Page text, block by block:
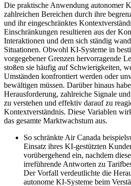
Die praktische Anwendung autonomer
zahlreichen Bereichen durch ihre
und ihr eingeschränktes
Einschränkungen resultieren aus der
Interaktionen und dem sich ständig
Situationen. Obwohl KI-Systeme in
vorgegebener Grenzen hervorragende
stoßen sie häufig auf Schwierigkeiten,
Umständen konfrontiert werden oder
bewältigen müssen. Darüber hinaus
Herausforderung, zahlreiche Signale
zu verstehen und effektiv darauf zu
Kontextverständnis. Diese Variablen
das gesamte Marktwachstum aus.
So schränkte Air Canada
Einsatz ihres KI-gestützten
vorübergehend ein, nachdem
irreführende Antworten zu
Der Vorfall verdeutlichte die
autonome KI-Systeme beim